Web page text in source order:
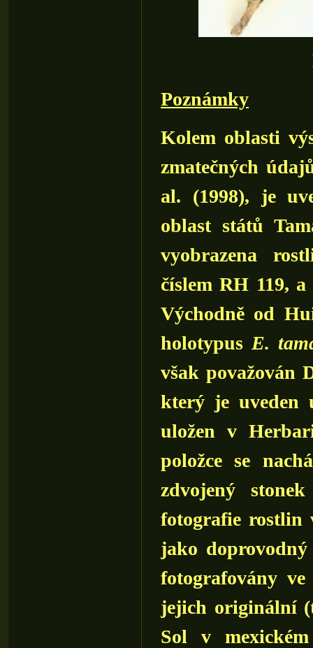
Poznámky
Kolem oblasti
zmatečných
al. (1998), je
oblast států
vyobrazena
číslem RH 119,
Východně od
holotypus E.
však považován
který je uveden
uložen v
položce se
zdvojený
fotografie rostlin
jako
fotografovány
jejich originální
Sol v